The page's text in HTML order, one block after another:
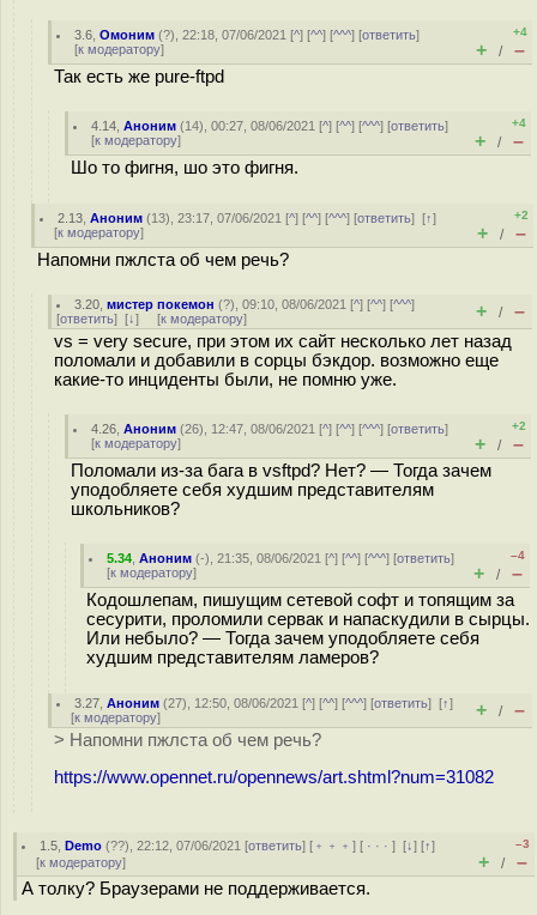
3.6 ,Омоним (?), 22:18, 07/06/2021 [^] [^^] [^^^] [ответить]
[к модератору]
+4
+ / –
Так есть же pure-ftpd
4.14 ,Аноним (14), 00:27, 08/06/2021 [^] [^^] [^^^] [ответить]
[к модератору]
+4
+ / –
Шо то фигня, шо это фигня.
2.13 ,Аноним (13), 23:17, 07/06/2021 [^] [^^] [^^^] [ответить][↑]
[к модератору]
+2
+ / –
Напомни пжлста об чем речь?
3.20 ,мистер покемон (?), 09:10, 08/06/2021 [^] [^^] [^^^]
[ответить] [↓] [к модератору] + / –
vs = very secure, при этом их сайт несколько лет назад
поломали и добавили в сорцы бэкдор. возможно еще
какие-то инциденты были, не помню уже.
4.26 ,Аноним (26), 12:47, 08/06/2021 [^] [^^] [^^^] [ответить]
[к модератору]
+2
+ / –
Поломали из-за бага в vsftpd? Нет? — Тогда зачем
уподобляете себя худшим представителям
школьников?
5.34 ,Аноним (-), 21:35, 08/06/2021 [^] [^^] [^^^] [ответить]
[к модератору]
–4
+ / –
Кодошлепам, пишущим сетевой софт и топящим за
сесурити, проломили сервак и напаскудили в сырцы.
Или небыло? — Тогда зачем уподобляете себя
худшим представителям ламеров?
3.27 ,Аноним (27), 12:50, 08/06/2021 [^] [^^] [^^^] [ответить][↑]
[к модератору] + / –
> Напомни пжлста об чем речь?
https://www.opennet.ru/opennews/art.shtml?num=31082
1.5 ,Demo (??), 22:12, 07/06/2021 [ответить] [ ﹢﹢﹢] [ · · ·][↓] [↑]
[к модератору]
–3
+ / –
А толку? Браузерами не поддерживается.